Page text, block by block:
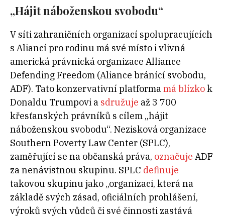
„Hájit náboženskou svobodu“
V síti zahraničních organizací spolupracujících
s Aliancí pro rodinu má své místo i vlivná
americká právnická organizace Alliance
Defending Freedom (Aliance bránící svobodu,
ADF). Tato konzervativní platformamá blízkok
Donaldu Trumpovi a sdružuje až 3 700
křesťanských právníků s cílem „hájit
náboženskou svobodu“. Nezisková organizace
Southern Poverty Law Center (SPLC),
zaměřující se na občanská práva, označuje ADF
za nenávistnou skupinu. SPLC definuje
takovou skupinu jako „organizaci, která na
základě svých zásad, oficiálních prohlášení,
výroků svých vůdců či své činnosti zastává